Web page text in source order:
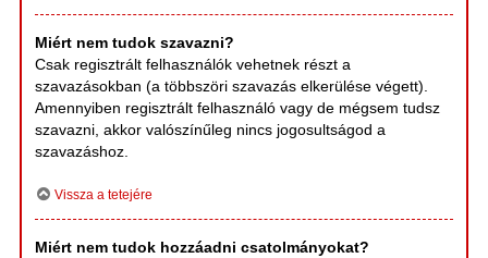
Miért nem tudok szavazni?
Csak regisztrált felhasználók vehetnek részt a
szavazásokban (a többszöri szavazás elkerülése végett).
Amennyiben regisztrált felhasználó vagy de mégsem tudsz
szavazni, akkor valószínűleg nincs jogosultságod a
szavazáshoz.
Vissza a tetejére
Miért nem tudok hozzáadni csatolmányokat?